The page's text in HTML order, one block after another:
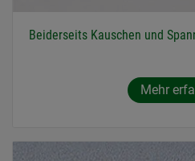
Beiderseits Kauschen und
Mehr